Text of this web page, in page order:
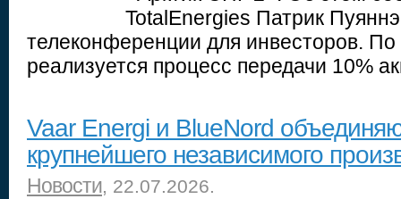
TotalEnergies Патрик
телеконференции для инвесторов. По
реализуется процесс передачи 10%
Vaar Energi и BlueNord
крупнейшего независимого
Новости, 22.07.2026.